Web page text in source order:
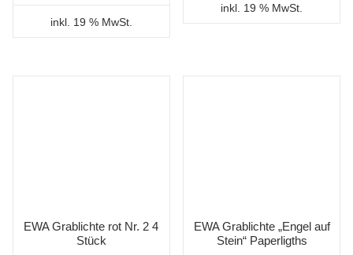
inkl. 19 % MwSt.
inkl. 19 % MwSt.
EWA Grablichte rot Nr. 2 4
Stück
EWA Grablichte „Engel auf
Stein“ Paperligths